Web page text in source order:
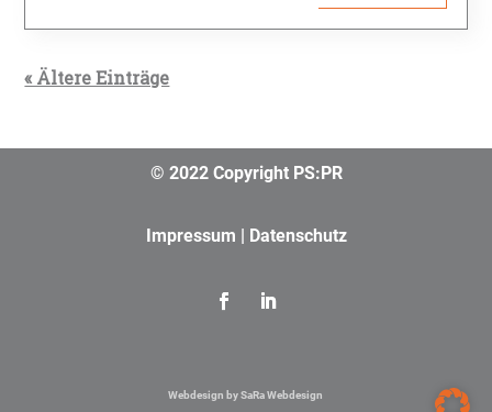
« Ältere Einträge
© 2022 Copyright PS:PR
Impressum | Datenschutz
Webdesign by SaRa Webdesign